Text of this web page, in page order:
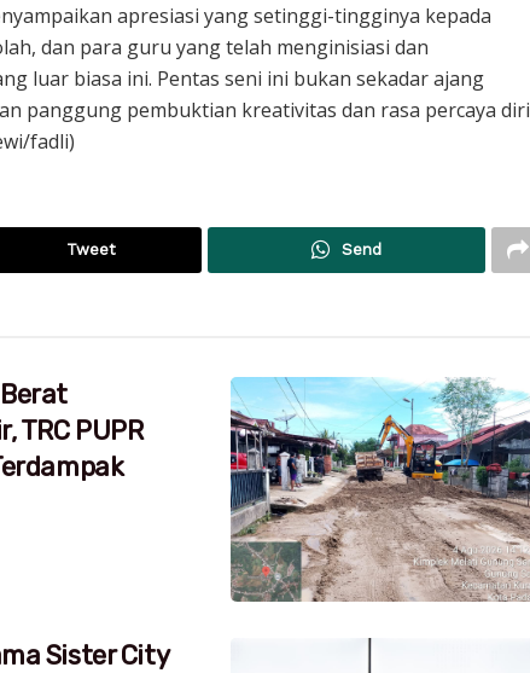
apresiasi yang setinggi-tingginya kepada
dan para guru yang telah menginisiasi dan
luar biasa ini. Pentas seni ini bukan sekadar ajang
panggung pembuktian kreativitas dan rasa percaya diri
fadli)
Tweet Send
TRC PUPR
Sister City